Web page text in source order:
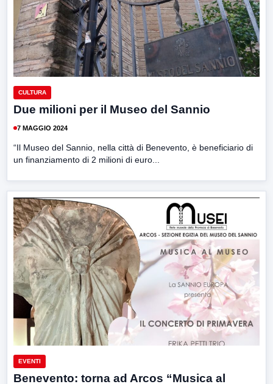
CULTURA
Due milioni per il Museo del Sannio
7 MAGGIO 2024
“Il Museo del Sannio, nella città di Benevento, è beneficiario di
un finanziamento di 2 milioni di euro...
EVENTI
Benevento: torna ad Arcos “Musica al